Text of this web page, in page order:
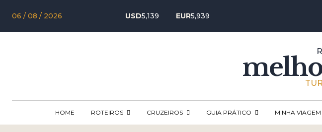
06 / 08 / 2026 USD5,139 EUR5,939
HOME ROTEIROS CRUZEIROS GUIA PRÁTICO MINHA VIAGEM